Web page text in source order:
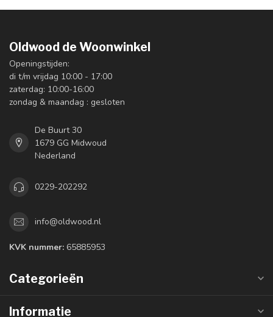
Oldwood de Woonwinkel
Openingstijden:
di t/m vrijdag 10:00 - 17:00
zaterdag: 10:00-16:00
zondag & maandag : gesloten
De Buurt 30
1679 GG Midwoud
Nederland
0229-202292
info@oldwood.nl
KVK nummer: 65885953
Categorieën
Informatie